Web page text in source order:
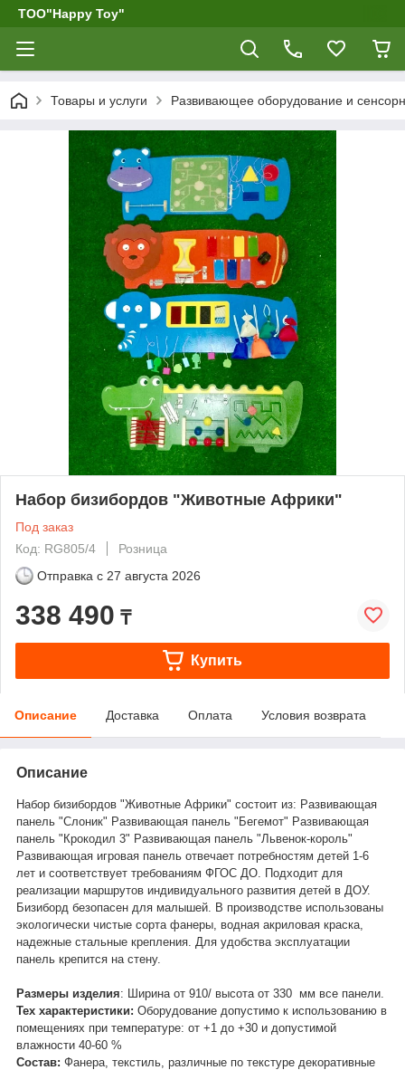
ТОО"Happy Toy"
Товары и услуги Развивающее оборудование и
Набор бизибордов "Животные Африки"
Под заказ
Код: RG805/4
Розница
Отправка с 27 августа 2026
338 490 ₸
Купить
Описание Доставка Оплата Условия возврата
Описание
Набор бизибордов "Животные Африки" состоит из: Развивающая
панель "Слоник" Развивающая панель "Бегемот" Развивающая
панель "Крокодил 3" Развивающая панель "Львенок-король"
Развивающая игровая панель отвечает потребностям детей 1-6
лет и соответствует требованиям ФГОС ДО. Подходит для
реализации маршрутов индивидуального развития детей в ДОУ.
Бизиборд безопасен для малышей. В производстве использованы
экологически чистые сорта фанеры, водная акриловая краска,
надежные стальные крепления. Для удобства эксплуатации
панель крепится на стену.
Размеры изделия: Ширина от 910/ высота от 330 мм все панели.
Тех характеристики: Оборудование допустимо к использованию в
помещениях при температуре: от +1 до +30 и допустимой
влажности 40-60 %
Состав: Фанера, текстиль, различные по текстуре декоративные